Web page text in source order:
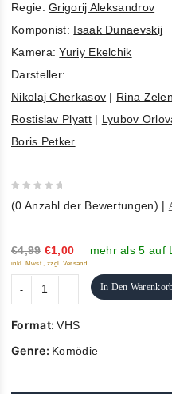
Regie:Grigorij Aleksandrov
Komponist: Isaak Dunaevskij
Kamera:Yuriy Ekelchik
Darsteller:
Nikolaj Cherkasov | Rina
Rostislav Plyatt| Lyubov
Boris Petker
out
of
5
(0 Anzahl der Bewertungen) |
€4,99 €1,00 mehr als 5 auf
inkl. Mwst., zzgl. Versand
In Den
Format:VHS
Genre: Komödie